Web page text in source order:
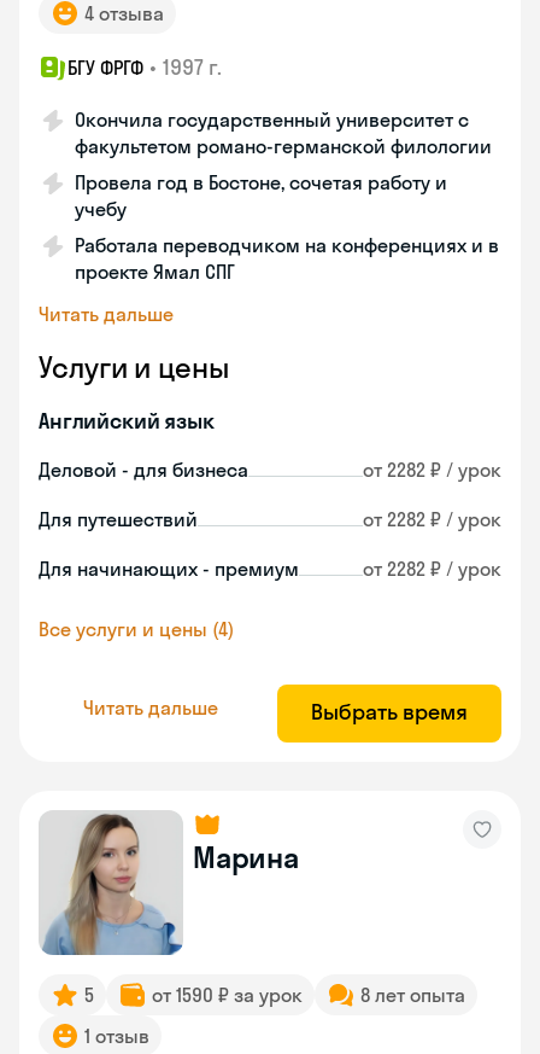
4 отзыва
БГУ ФРГФ • 1997 г.
Окончила государственный университет с
факультетом романо-германской филологии
Провела год в Бостоне, сочетая работу и
учебу
Работала переводчиком на конференциях и в
проекте Ямал СПГ
Читать дальше
Услуги и цены
Английский язык
Деловой - для бизнеса от 2282 ₽ / урок
Для путешествий от 2282 ₽ / урок
Для начинающих - премиум от 2282 ₽ / урок
Все услуги и цены (4)
Читать дальше Выбрать время
Марина
5 от 1590 ₽ за урок
8 лет опыта
1 отзыв